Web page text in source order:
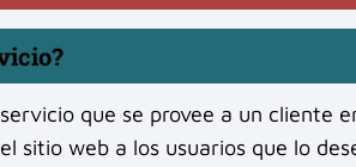
que se provee a un cliente
sitio web a los usuarios que lo